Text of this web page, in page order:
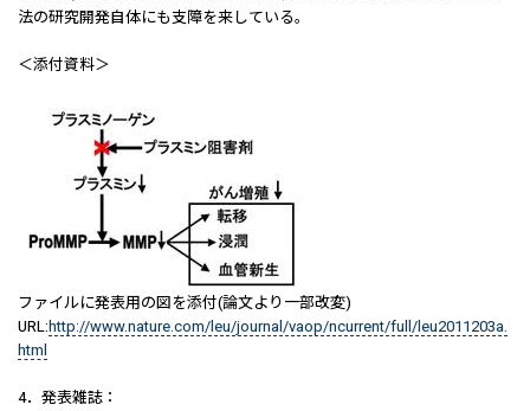
法の研究開発自体にも支障を来している。
＜添付資料＞
ファイルに発表用の図を添付(論文より一部改変)
URL: http://www.nature.com/leu/journal/vaop/ncurrent/full/leu2011203a.
html
4．発表雑誌：